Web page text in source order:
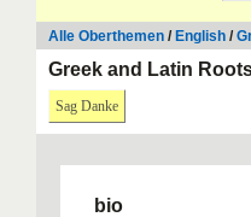
Alle Oberthemen / English /
Greek and Latin
Sag Danke
bio